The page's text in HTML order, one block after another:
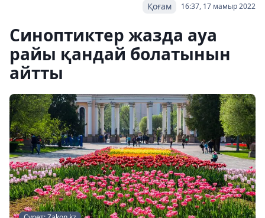
16:37, 17 мамыр 2022
Қоғам
Синоптиктер жазда ауа
райы қандай болатынын
айтты